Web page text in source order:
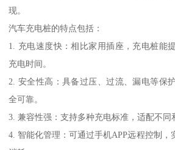
现。
汽车充电桩的特点包括：
1. 充电速度快：相比家用插座，充电桩能
充电时间。
2. 安全性高：具备过压、过流、漏电等保
全可靠。
3. 兼容性强：支持多种充电标准，适配不同
4. 智能化管理：可通过手机APP远程控制，